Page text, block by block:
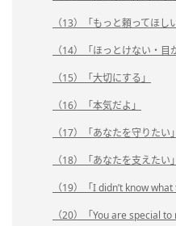
（13）「もっと頼ってほし
（14）「ほっとけない・目
（15）「大切にする」
（16）「本気だよ」
（17）「あなたを守りたい」
（18）「あなたを支えたい」
（19）「I didn’t know
（20）「You are special to